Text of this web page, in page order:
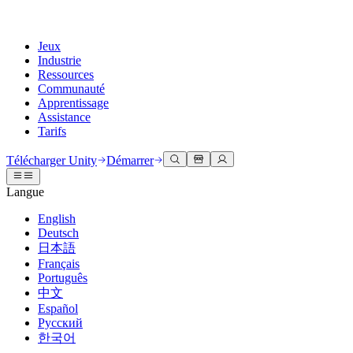
Jeux
Industrie
Ressources
Communauté
Apprentissage
Assistance
Tarifs
Moteur Unity
Créez des jeux 2D et 3D pour n'importe quelle plateforme
Collaboration
Collaborez et itérez rapidement avec votre équipe
Télécharger Unity
Offres et tarifs
Déployez
Multiplateforme
Collaboration 3D
Construisez et révisez des projets 3D en temps réel
Formation immersive
Entraînez-vous dans des environnements immersifs
Expériences client
Créez des expériences interactives 3D
Secteurs
Fabrication
Documentation
Outils de développement
Versions de publication et suivi des problèmes
Feuille de route
Examiner les fonctionnalités à venir
Glossaire
Discussions
Événements
Événements mondiaux et locaux
Histoires de la communauté
Made with Unity
Mise en avant des créateurs Unity
Unity Learn
Maîtrisez les compétences Unity gratuitement
Formation professionnelle
Améliorez votre équipe avec des formateurs Unity
Vous découvrez Unity ?
Démarrer
Démarrez votre apprentissage
Parcours essentiels Unity
Obtenir de l'aide
Vous aider à réussir avec Unity
Plans de succès
Atteignez vos objectifs plus rapidement avec un support expert
FAQ
Réponses aux questions courantes
Contactez-nous.
Connectez-vous avec notre équipe
Télécharger Unity Démarrer
Langue
English
Deutsch
日本語
Français
Português
中文
Español
Русский
한국어